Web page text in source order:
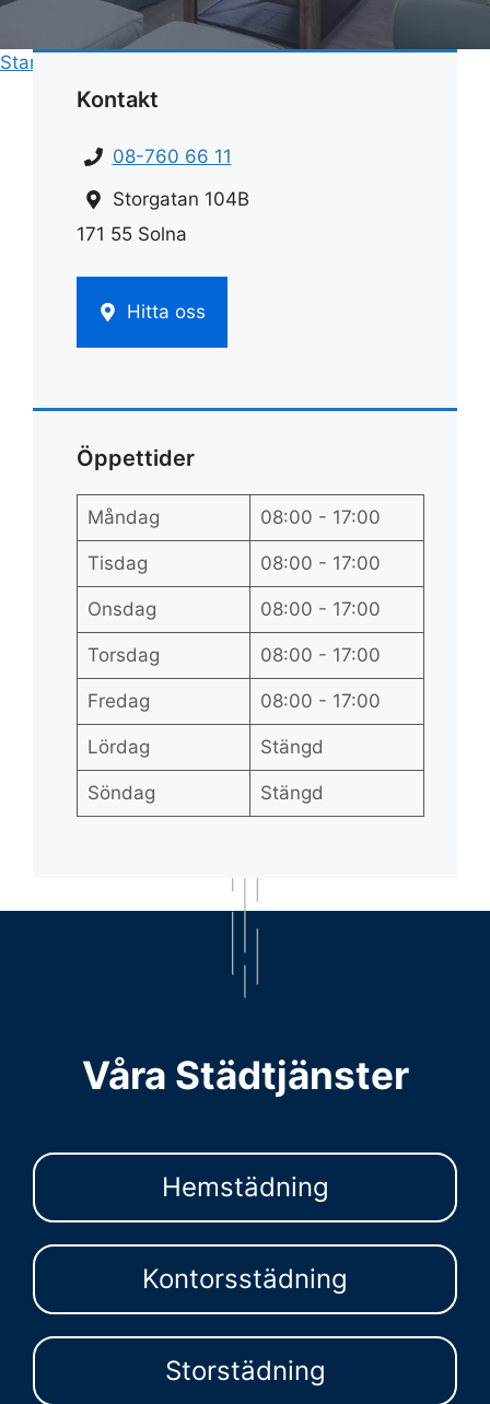
Start
Kontakt
08-760 66 11
Storgatan 104B
171 55 Solna
Hitta oss
Öppettider
Måndag 08:00 - 17:00
Tisdag 08:00 - 17:00
Onsdag 08:00 - 17:00
Torsdag 08:00 - 17:00
Fredag 08:00 - 17:00
Lördag Stängd
Söndag Stängd
Våra Städtjänster
Hemstädning
Kontorsstädning
Storstädning